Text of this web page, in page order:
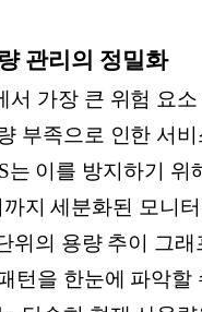
관리의 정밀화
서 가장 큰 위험 요
부족으로 인한 서
는 이를 방지하기 위
지 세분화된 모니
위의 용량 추이 그
턴을 한눈에 파악할